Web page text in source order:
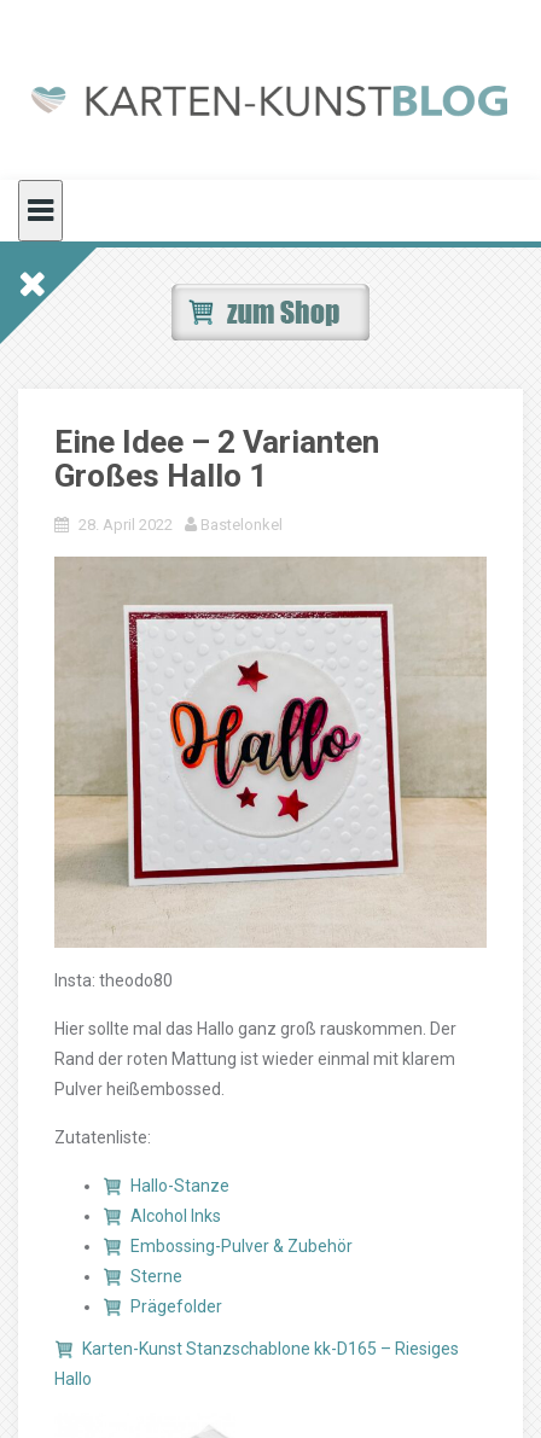
Eine Idee – 2 Varianten
Großes Hallo 1
28. April 2022 Bastelonkel
Insta: theodo80
Hier sollte mal das Hallo ganz groß rauskommen. Der
Rand der roten Mattung ist wieder einmal mit klarem
Pulver heißembossed.
Zutatenliste:
Hallo-Stanze
Alcohol Inks
Embossing-Pulver & Zubehör
Sterne
Prägefolder
Karten-Kunst Stanzschablone kk-D165 – Riesiges
Hallo